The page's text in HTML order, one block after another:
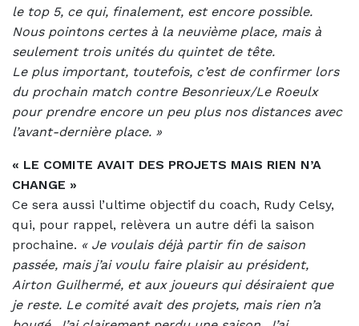
le top 5, ce qui, finalement, est encore possible.
Nous pointons certes à la neuvième place, mais à
seulement trois unités du quintet de tête.
Le plus important, toutefois, c’est de confirmer lors
du prochain match contre Besonrieux/Le Roeulx
pour prendre encore un peu plus nos distances avec
l’avant-dernière place. »
« LE COMITE AVAIT DES PROJETS MAIS RIEN N’A
CHANGE »
Ce sera aussi l’ultime objectif du coach, Rudy Celsy,
qui, pour rappel, relèvera un autre défi la saison
prochaine. « Je voulais déjà partir fin de saison
passée, mais j’ai voulu faire plaisir au président,
Airton Guilhermé, et aux joueurs qui désiraient que
je reste. Le comité avait des projets, mais rien n’a